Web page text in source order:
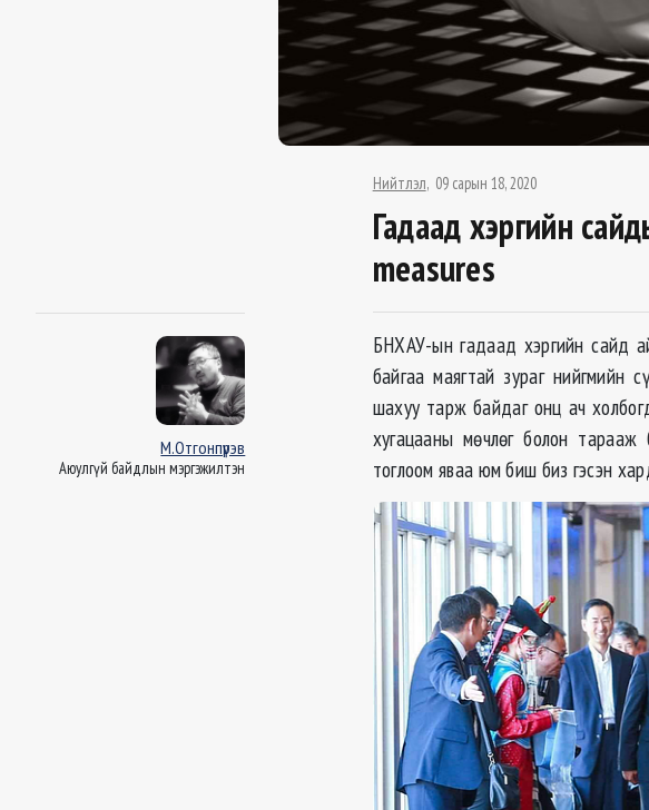
Нийтлэл 09 сарын 18, 2020
Гадаад хэргийн
measures
М.Отгонпүрэв
Аюулгүй байдлын мэргэжилтэн
БНХАУ-ын гадаад хэргийн сайд
байгаа маягтай зураг нийгмийн
шахуу тарж байдаг онц ач
хугацааны мөчлөг болон
тоглоом яваа юм биш биз гэсэн